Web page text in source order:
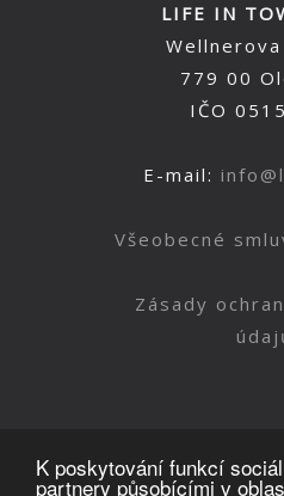
K poskytování funkcí
partnery působícími v
LIFE IN
779 00
IČO
E-mail:
Všeobecné
Zásady